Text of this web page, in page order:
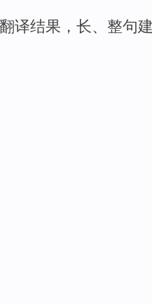
译结果，长、整句